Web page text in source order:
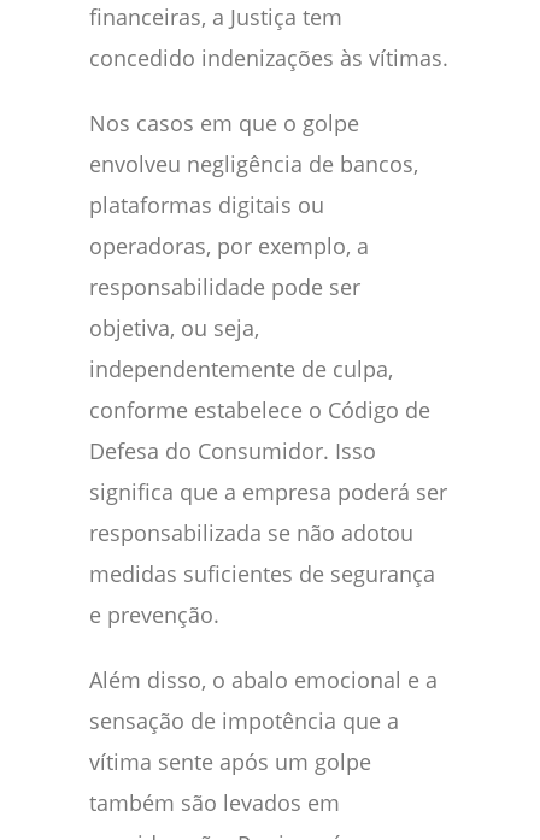
financeiras, a Justiça tem
concedido indenizações às vítimas.
Nos casos em que o golpe
envolveu negligência de bancos,
plataformas digitais ou
operadoras, por exemplo, a
responsabilidade pode ser
objetiva, ou seja,
independentemente de culpa,
conforme estabelece o Código de
Defesa do Consumidor. Isso
significa que a empresa poderá ser
responsabilizada se não adotou
medidas suficientes de segurança
e prevenção.
Além disso, o abalo emocional e a
sensação de impotência que a
vítima sente após um golpe
também são levados em